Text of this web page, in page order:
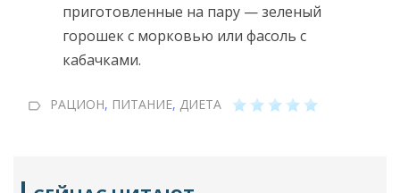
приготовленные на пару — зеленый
горошек с морковью или фасоль с
кабачками.
РАЦИОН, ПИТАНИЕ, ДИЕТА